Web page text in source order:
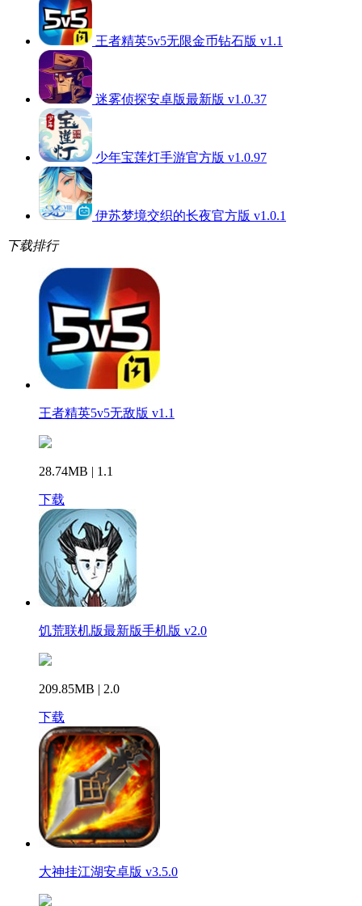
王者精英5v5无限金币钻石版 v1.1
迷雾侦探安卓版最新版 v1.0.37
少年宝莲灯手游官方版 v1.0.97
伊苏梦境交织的长夜官方版 v1.0.1
下载排行
王者精英5v5无敌版 v1.1
28.74MB | 1.1
下载
饥荒联机版最新版手机版 v2.0
209.85MB | 2.0
下载
大神挂江湖安卓版 v3.5.0